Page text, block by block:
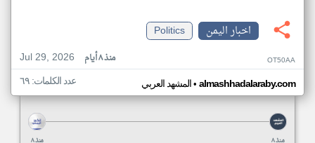
اخبار اليمن
Politics
Jul 29, 2026
منذ ٨ أيام OT50AA
المشهد العربي• almashhadalaraby.com عدد الكلمات: ٦٩
منذ ٨ منذ ٨